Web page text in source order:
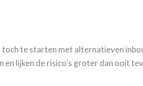
te starten met alternatieven
en lijken de risico’s groter dan ooit